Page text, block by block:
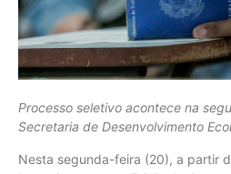
Processo seletivo acontece na
Secretaria de Desenvolvimento
Nesta segunda-feira (20), a partir